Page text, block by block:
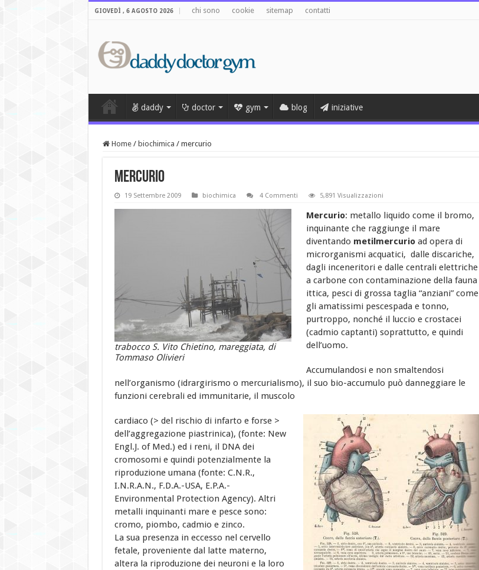
GIOVEDÌ , 6 AGOSTO 2026 chi sono cookie sitemap contatti
daddy doctor gym blog iniziative
Home / biochimica / mercurio
mercurio
19 Settembre 2009 biochimica 4 Commenti 5,891 Visualizzazioni
trabocco S. Vito Chietino, mareggiata, di
Tommaso Olivieri
Mercurio: metallo liquido come il bromo,
inquinante che raggiunge il mare
diventando metilmercurio ad opera di
microrganismi acquatici, dalle discariche,
dagli inceneritori e dalle centrali elettriche
a carbone con contaminazione della fauna
ittica, pesci di grossa taglia “anziani” come
gli amatissimi pescespada e tonno,
purtroppo, nonché il luccio e crostacei
(cadmio captanti) soprattutto, e quindi
dell’uomo.
Accumulandosi e non smaltendosi
nell’organismo (idrargirismo o mercurialismo), il suo bio-accumulo può danneggiare le
funzioni cerebrali ed immunitarie, il muscolo
cardiaco (> del rischio di infarto e forse >
dell’aggregazione piastrinica), (fonte: New
Engl.J. of Med.) ed i reni, il DNA dei
cromosomi e quindi potenzialmente la
riproduzione umana (fonte: C.N.R.,
I.N.R.A.N., F.D.A.-USA, E.P.A.-
Environmental Protection Agency). Altri
metalli inquinanti mare e pesce sono:
cromo, piombo, cadmio e zinco.
La sua presenza in eccesso nel cervello
fetale, proveniente dal latte materno,
altera la riproduzione dei neuroni e la loro